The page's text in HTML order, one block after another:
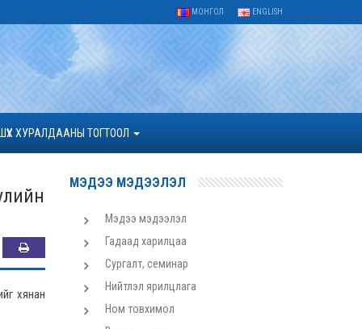
МОНГОЛ ENGLISH
ХУРАЛДААНЫ ТОГТООЛ
хянан
МЭДЭЭ МЭДЭЭЛЭЛ
Мэдээ мэдээлэл
Гадаад харилцаа
Сургалт, семинар
Нийтлэл ярилцлага
Ном товхимол